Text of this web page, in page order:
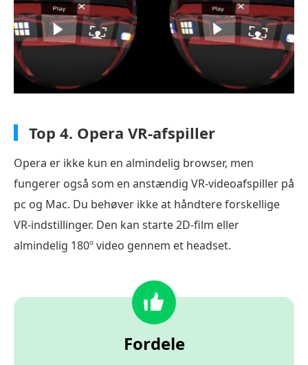
Top 4. Opera VR-afspiller
Opera er ikke kun en almindelig browser, men
fungerer også som en anstændig VR-videoafspiller på
pc og Mac. Du behøver ikke at håndtere forskellige
VR-indstillinger. Den kan starte 2D-film eller
almindelig 180º video gennem et headset.
Fordele